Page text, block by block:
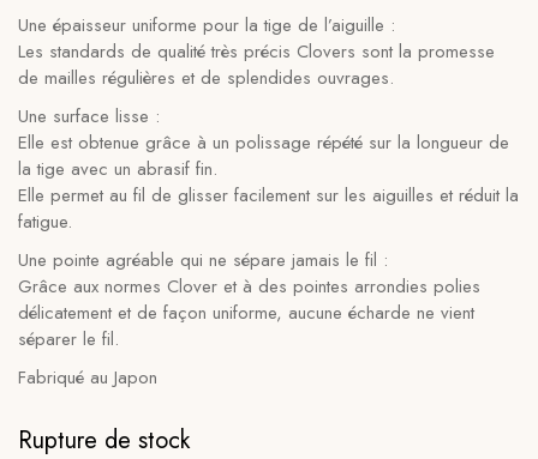
Une épaisseur uniforme pour la tige de l’aiguille :
Les standards de qualité très précis Clovers sont la promesse
de mailles régulières et de splendides ouvrages.
Une surface lisse :
Elle est obtenue grâce à un polissage répété sur la longueur de
la tige avec un abrasif fin.
Elle permet au fil de glisser facilement sur les aiguilles et réduit la
fatigue.
Une pointe agréable qui ne sépare jamais le fil :
Grâce aux normes Clover et à des pointes arrondies polies
délicatement et de façon uniforme, aucune écharde ne vient
séparer le fil.
Fabriqué au Japon
Rupture de stock